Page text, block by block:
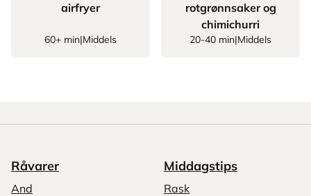
airfryer
60+ min|Middels
rotgrønnsaker og
chimichurri
20-40 min|Middels
Råvarer
And
Middagstips
Rask